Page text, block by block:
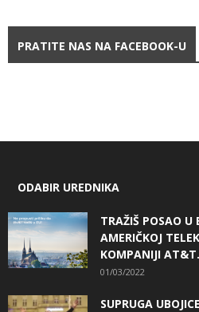
PRATITE NAS NA FACEBOOK-U
ODABIR UREDNIKA
TRAŽIŠ POSAO U
AMERIČKOJ
KOMPANIJI
01/03/2022
SUPRUGA